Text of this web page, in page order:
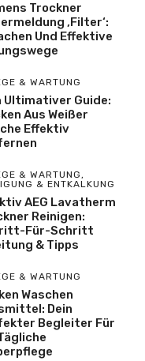
Trockner
‚Filter‘:
Und Effektive
& WARTUNG
Ultimativer Guide:
Aus Weißer
Effektiv
& WARTUNG,
& ENTKALKUNG
AEG Lavatherm
Reinigen:
Für-Schritt
& Tipps
& WARTUNG
Waschen
Dein
Begleiter Für